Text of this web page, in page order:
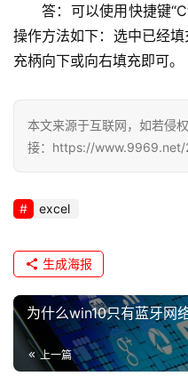
答：可以使用快捷键
操作方法如下：选中已经
充柄向下或向右填充即可。
本文来源于互联网，如若侵
接：https://
excel
生成海报
为什么win10只有蓝牙网
上一篇